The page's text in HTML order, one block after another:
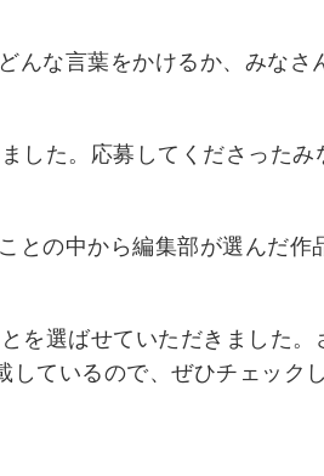
んな言葉をかけるか、みなさ
した。応募してくださったみ
との中から編集部が選んだ作
を選ばせていただきました。
ているので、ぜひチェック